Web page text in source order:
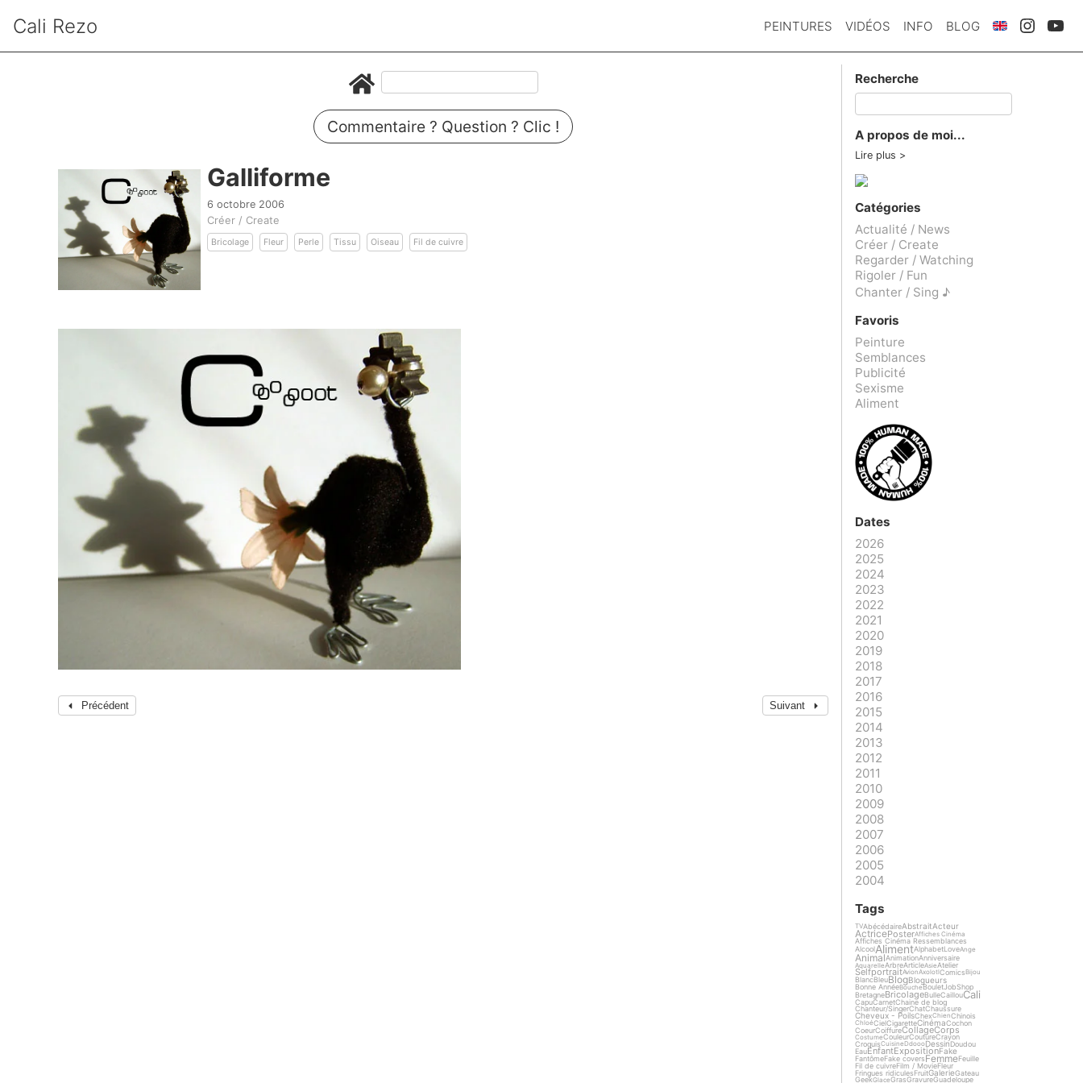
Cali Rezo PEINTURES VIDÉOS INFO BLOG
Commentaire ? Question ? Clic !
Galliforme
6 octobre 2006
Créer / Create
Bricolage Fleur Perle Tissu Oiseau Fil de cuivre
Précédent Suivant
Recherche
A propos de moi...
Lire plus
Catégories
Actualité / News
Créer / Create
Regarder / Watching
Rigoler / Fun
Chanter / Sing ♪
Favoris
Peinture
Semblances
Publicité
Sexisme
Aliment
Dates
2026
2025
2024
2023
2022
2021
2020
2019
2018
2017
2016
2015
2014
2013
2012
2011
2010
2009
2008
2007
2006
2005
2004
Tags
TVAbécédaireAbstraitActeur
ActricePosterAffiches Cinéma
Affiches Cinéma Ressemblances
Alcool AlimentAlphabetLoveAnge
AnimalAnimationAnniversaire
AquarelleArbreArticleAsieAtelier
SelfportraitAvionAxolotlComicsBijou
BlancBleuBlogBlogueurs
Bonne AnnéeBoucheBouletJobShop
BretagneBricolageBulleCaillouCali
CapuCarnetChaine de blog
Chanteur/SingerChatChaussure
Cheveux - PoilsChexChienChinois
ChloéCielCigaretteCinémaCochon
CoeurCoiffureCollageCorps
CostumeCouleurCoutureCrayon
CroquisCuisineDdoooDessinDoudou
EauEnfantExpositionFake
FantômeFake coversFemmeFeuille
Fil de cuivreFilm / MovieFleur
Fringues ridiculesFruitGalerieGateau
GeekGlaceGrasGravureGuadeloupe